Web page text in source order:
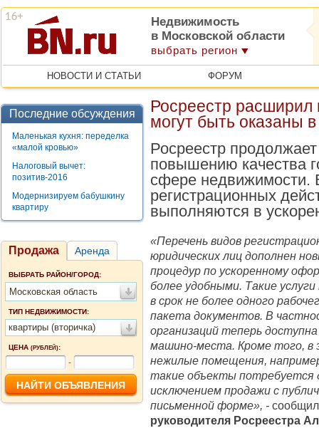
Недвижимость
в Московской области
выбрать регион
НОВОСТИ И СТАТЬИ ФОРУМ
Последние обсуждения
Маленькая кухня: переделка
«малой кровью»
Налоговый вычет:
позитив-2016
Модернизируем бабушкину
квартиру
Продажа Аренда
ВЫБРАТЬ РАЙОН/ГОРОД:
Московская область
ТИП НЕДВИЖИМОСТИ:
квартиры (вторичка)
ЦЕНА (РУБЛЕЙ):
-
Росреестр расширил
могут быть оказаны
Росреестр
повышению качества
сфере недвижимости.
регистрационных
выполняются в
«Перечень видов
юридических лиц дополнен
процедур по ускоренному
более удобными. Такие
в срок не более одного
пакета документов. В
организаций теперь
машино-места. Кроме того,
нежилые помещения,
такие объекты потребуется
исключением продажи с
письменной форме», -
руководителя Росреестра